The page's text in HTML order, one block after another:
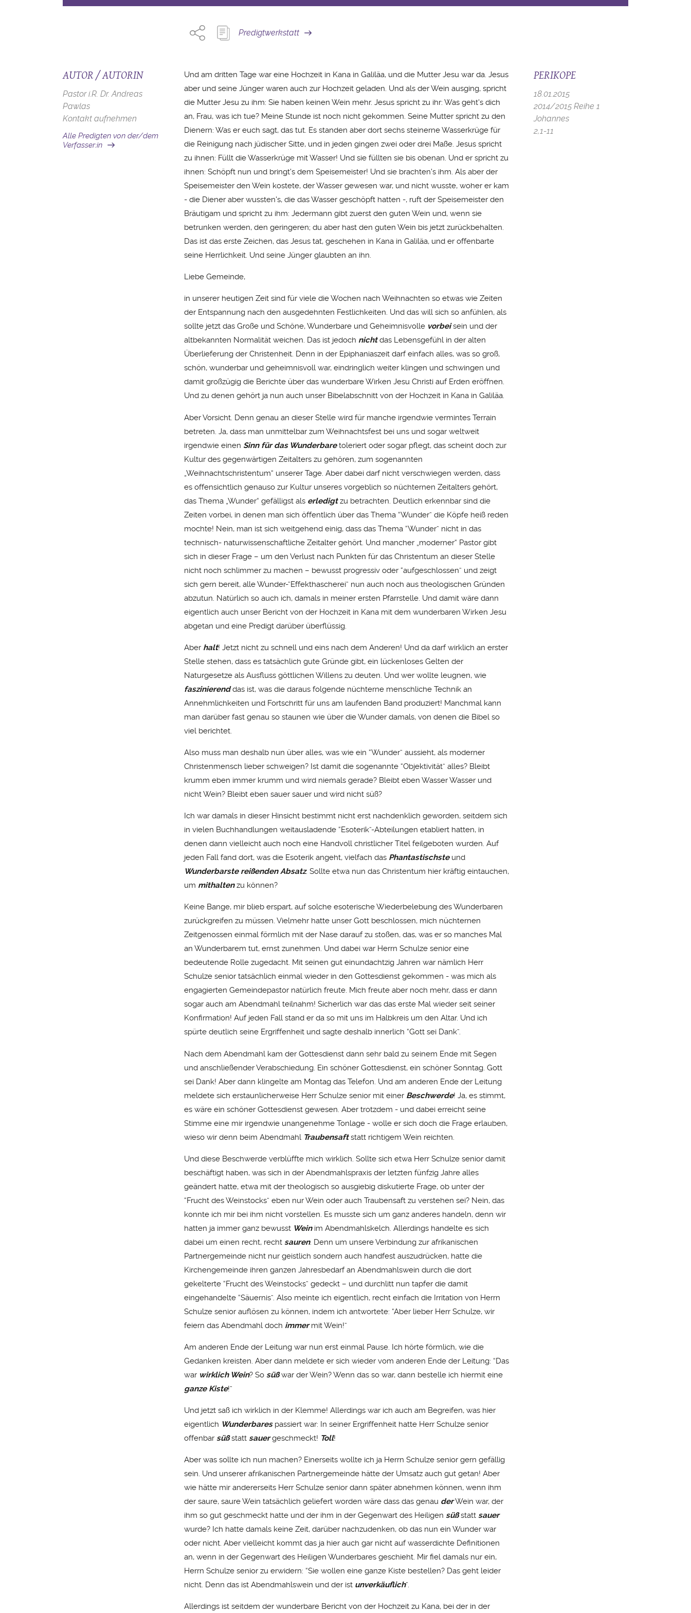
Predigtwerkstatt
AUTOR / AUTORIN
Pastor i.R. Dr. Andreas
Pawlas
Kontakt aufnehmen
Alle Predigten von der/dem
Verfasser:in
Und am dritten Tage war eine Hochzeit in Kana in Galiläa, und die Mutter Jesu war da. Jesus
aber und seine Jünger waren auch zur Hochzeit geladen. Und als der Wein ausging, spricht
die Mutter Jesu zu ihm: Sie haben keinen Wein mehr. Jesus spricht zu ihr: Was geht's dich
an, Frau, was ich tue? Meine Stunde ist noch nicht gekommen. Seine Mutter spricht zu den
Dienern: Was er euch sagt, das tut. Es standen aber dort sechs steinerne Wasserkrüge für
die Reinigung nach jüdischer Sitte, und in jeden gingen zwei oder drei Maße. Jesus spricht
zu ihnen: Füllt die Wasserkrüge mit Wasser! Und sie füllten sie bis obenan. Und er spricht zu
ihnen: Schöpft nun und bringt's dem Speisemeister! Und sie brachten's ihm. Als aber der
Speisemeister den Wein kostete, der Wasser gewesen war, und nicht wusste, woher er kam
- die Diener aber wussten's, die das Wasser geschöpft hatten -, ruft der Speisemeister den
Bräutigam und spricht zu ihm: Jedermann gibt zuerst den guten Wein und, wenn sie
betrunken werden, den geringeren; du aber hast den guten Wein bis jetzt zurückbehalten.
Das ist das erste Zeichen, das Jesus tat, geschehen in Kana in Galiläa, und er offenbarte
seine Herrlichkeit. Und seine Jünger glaubten an ihn.
Liebe Gemeinde,
in unserer heutigen Zeit sind für viele die Wochen nach Weihnachten so etwas wie Zeiten
der Entspannung nach den ausgedehnten Festlichkeiten. Und das will sich so anfühlen, als
sollte jetzt das Große und Schöne, Wunderbare und Geheimnisvolle vorbeisein und der
altbekannten Normalität weichen. Das ist jedoch nichtdas Lebensgefühl in der alten
Überlieferung der Christenheit. Denn in der Epiphaniaszeit darf einfach alles, was so groß,
schön, wunderbar und geheimnisvoll war, eindringlich weiter klingen und schwingen und
damit großzügig die Berichte über das wunderbare Wirken Jesu Christi auf Erden eröffnen.
Und zu denen gehört ja nun auch unser Bibelabschnitt von der Hochzeit in Kana in Galiläa.
Aber Vorsicht. Denn genau an dieser Stelle wird für manche irgendwie vermintes Terrain
betreten. Ja, dass man unmittelbar zum Weihnachtsfest bei uns und sogar weltweit
irgendwie einen Sinn für das Wunderbaretoleriert oder sogar pflegt, das scheint doch zur
Kultur des gegenwärtigen Zeitalters zu gehören, zum sogenannten
„Weihnachtschristentum“ unserer Tage. Aber dabei darf nicht verschwiegen werden, dass
es offensichtlich genauso zur Kultur unseres vorgeblich so nüchternen Zeitalters gehört,
das Thema „Wunder“ gefälligst als erledigtzu betrachten. Deutlich erkennbar sind die
Zeiten vorbei, in denen man sich öffentlich über das Thema “Wunder” die Köpfe heiß reden
mochte! Nein, man ist sich weitgehend einig, dass das Thema “Wunder” nicht in das
technisch- naturwissenschaftliche Zeitalter gehört. Und mancher „moderner“ Pastor gibt
sich in dieser Frage – um den Verlust nach Punkten für das Christentum an dieser Stelle
nicht noch schlimmer zu machen – bewusst progressiv oder “aufgeschlossen” und zeigt
sich gern bereit, alle Wunder-”Effekthascherei” nun auch noch aus theologischen Gründen
abzutun. Natürlich so auch ich, damals in meiner ersten Pfarrstelle. Und damit wäre dann
eigentlich auch unser Bericht von der Hochzeit in Kana mit dem wunderbaren Wirken Jesu
abgetan und eine Predigt darüber überflüssig.
Aber halt! Jetzt nicht zu schnell und eins nach dem Anderen! Und da darf wirklich an erster
Stelle stehen, dass es tatsächlich gute Gründe gibt, ein lückenloses Gelten der
Naturgesetze als Ausfluss göttlichen Willens zu deuten. Und wer wollte leugnen, wie
faszinierenddas ist, was die daraus folgende nüchterne menschliche Technik an
Annehmlichkeiten und Fortschritt für uns am laufenden Band produziert! Manchmal kann
man darüber fast genau so staunen wie über die Wunder damals, von denen die Bibel so
viel berichtet.
Also muss man deshalb nun über alles, was wie ein “Wunder” aussieht, als moderner
Christenmensch lieber schweigen? Ist damit die sogenannte “Objektivität” alles? Bleibt
krumm eben immer krumm und wird niemals gerade? Bleibt eben Wasser Wasser und
nicht Wein? Bleibt eben sauer sauer und wird nicht süß?
Ich war damals in dieser Hinsicht bestimmt nicht erst nachdenklich geworden, seitdem sich
in vielen Buchhandlungen weitausladende “Esoterik”-Abteilungen etabliert hatten, in
denen dann vielleicht auch noch eine Handvoll christlicher Titel feilgeboten wurden. Auf
jeden Fall fand dort, was die Esoterik angeht, vielfach das Phantastischsteund
Wunderbarste reißenden Absatz. Sollte etwa nun das Christentum hier kräftig eintauchen,
um mithaltenzu können?
Keine Bange, mir blieb erspart, auf solche esoterische Wiederbelebung des Wunderbaren
zurückgreifen zu müssen. Vielmehr hatte unser Gott beschlossen, mich nüchternen
Zeitgenossen einmal förmlich mit der Nase darauf zu stoßen, das, was er so manches Mal
an Wunderbarem tut, ernst zunehmen. Und dabei war Herrn Schulze senior eine
bedeutende Rolle zugedacht. Mit seinen gut einundachtzig Jahren war nämlich Herr
Schulze senior tatsächlich einmal wieder in den Gottesdienst gekommen - was mich als
engagierten Gemeindepastor natürlich freute. Mich freute aber noch mehr, dass er dann
sogar auch am Abendmahl teilnahm! Sicherlich war das das erste Mal wieder seit seiner
Konfirmation! Auf jeden Fall stand er da so mit uns im Halbkreis um den Altar. Und ich
spürte deutlich seine Ergriffenheit und sagte deshalb innerlich “Gott sei Dank”.
Nach dem Abendmahl kam der Gottesdienst dann sehr bald zu seinem Ende mit Segen
und anschließender Verabschiedung. Ein schöner Gottesdienst, ein schöner Sonntag. Gott
sei Dank! Aber dann klingelte am Montag das Telefon. Und am anderen Ende der Leitung
meldete sich erstaunlicherweise Herr Schulze senior mit einer Beschwerde! Ja, es stimmt,
es wäre ein schöner Gottesdienst gewesen. Aber trotzdem - und dabei erreicht seine
Stimme eine mir irgendwie unangenehme Tonlage - wolle er sich doch die Frage erlauben,
wieso wir denn beim Abendmahl Traubensaftstatt richtigem Wein reichten.
Und diese Beschwerde verblüffte mich wirklich. Sollte sich etwa Herr Schulze senior damit
beschäftigt haben, was sich in der Abendmahlspraxis der letzten fünfzig Jahre alles
geändert hatte, etwa mit der theologisch so ausgiebig diskutierte Frage, ob unter der
“Frucht des Weinstocks” eben nur Wein oder auch Traubensaft zu verstehen sei? Nein, das
konnte ich mir bei ihm nicht vorstellen. Es musste sich um ganz anderes handeln, denn wir
hatten ja immer ganz bewusst Weinim Abendmahlskelch. Allerdings handelte es sich
dabei um einen recht, recht sauren. Denn um unsere Verbindung zur afrikanischen
Partnergemeinde nicht nur geistlich sondern auch handfest auszudrücken, hatte die
Kirchengemeinde ihren ganzen Jahresbedarf an Abendmahlswein durch die dort
gekelterte “Frucht des Weinstocks” gedeckt – und durchlitt nun tapfer die damit
eingehandelte “Säuernis”. Also meinte ich eigentlich, recht einfach die Irritation von Herrn
Schulze senior auflösen zu können, indem ich antwortete: “Aber lieber Herr Schulze, wir
feiern das Abendmahl doch immermit Wein!”
Am anderen Ende der Leitung war nun erst einmal Pause. Ich hörte förmlich, wie die
Gedanken kreisten. Aber dann meldete er sich wieder vom anderen Ende der Leitung: “Das
war wirklich Wein? So süßwar der Wein? Wenn das so war, dann bestelle ich hiermit eine
ganze Kiste!”
Und jetzt saß ich wirklich in der Klemme! Allerdings war ich auch am Begreifen, was hier
eigentlich Wunderbarespassiert war: In seiner Ergriffenheit hatte Herr Schulze senior
offenbar süßstatt sauergeschmeckt! Toll!
Aber was sollte ich nun machen? Einerseits wollte ich ja Herrn Schulze senior gern gefällig
sein. Und unserer afrikanischen Partnergemeinde hätte der Umsatz auch gut getan! Aber
wie hätte mir andererseits Herr Schulze senior dann später abnehmen können, wenn ihm
der saure, saure Wein tatsächlich geliefert worden wäre dass das genau derWein war, der
ihm so gut geschmeckt hatte und der ihm in der Gegenwart des Heiligen süßstatt sauer
wurde? Ich hatte damals keine Zeit, darüber nachzudenken, ob das nun ein Wunder war
oder nicht. Aber vielleicht kommt das ja hier auch gar nicht auf wasserdichte Definitionen
an, wenn in der Gegenwart des Heiligen Wunderbares geschieht. Mir fiel damals nur ein,
Herrn Schulze senior zu erwidern: “Sie wollen eine ganze Kiste bestellen? Das geht leider
nicht. Denn das ist Abendmahlswein und der ist unverkäuflich”.
Allerdings ist seitdem der wunderbare Bericht von der Hochzeit zu Kana, bei der in der
PERIKOPE
18.01.2015
2014/2015 Reihe 1
Johannes
2,1-11